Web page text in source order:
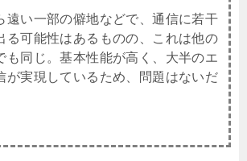
遠い一部の僻地などで、通信に若干
る可能性はあるものの、これは他の
も同じ。基本性能が高く、大半のエ
が実現しているため、問題はないだ